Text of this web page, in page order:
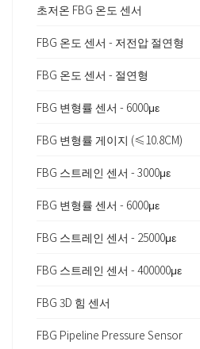
초저온 FBG 온도 센서
FBG 온도 센서 - 저전압 절연형
FBG 온도 센서 - 절연형
FBG 변형률 센서 - 6000με
FBG 변형률 게이지 (≤10.8CM)
FBG 스트레인 센서 - 3000με
FBG 변형률 센서 - 6000με
FBG 스트레인 센서 - 25000με
FBG 스트레인 센서 - 400000με
FBG 3D 힘 센서
FBG Pipeline Pressure Sensor